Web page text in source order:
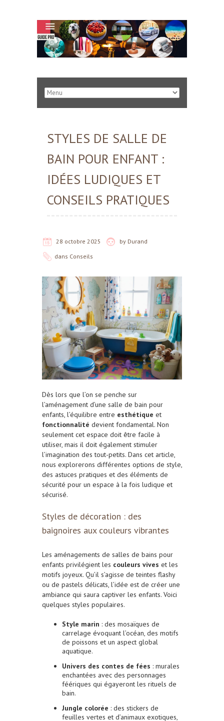
STYLES DE SALLE DE
BAIN POUR ENFANT :
IDÉES LUDIQUES ET
CONSEILS PRATIQUES
28 octobre 2025 by Durand
dans Conseils
Dès lors que l’on se penche sur
l’aménagement d’une salle de bain pour
enfants, l’équilibre entre esthétique et
fonctionnalité devient fondamental. Non
seulement cet espace doit être facile à
utiliser, mais il doit également stimuler
l’imagination des tout-petits. Dans cet article,
nous explorerons différentes options de style,
des astuces pratiques et des éléments de
sécurité pour un espace à la fois ludique et
sécurisé.
Styles de décoration : des
baignoires aux couleurs vibrantes
Les aménagements de salles de bains pour
enfants privilégient les couleurs vives et les
motifs joyeux. Qu’il s’agisse de teintes flashy
ou de pastels délicats, l’idée est de créer une
ambiance qui saura captiver les enfants. Voici
quelques styles populaires.
Style marin : des mosaïques de
carrelage évoquant l’océan, des motifs
de poissons et un aspect global
aquatique.
Univers des contes de fées : murales
enchantées avec des personnages
féériques qui égayeront les rituels de
bain.
Jungle colorée : des stickers de
feuilles vertes et d’animaux exotiques,